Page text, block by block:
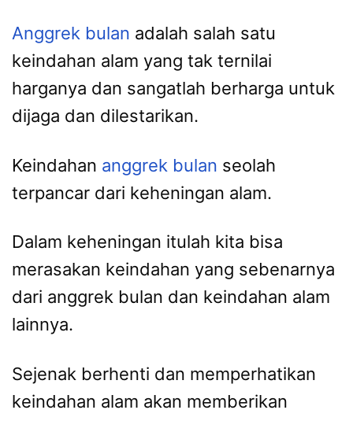
Anggrek bulan adalah salah satu
keindahan alam yang tak ternilai
harganya dan sangatlah berharga untuk
dijaga dan dilestarikan.
Keindahan anggrek bulan seolah
terpancar dari keheningan alam.
Dalam keheningan itulah kita bisa
merasakan keindahan yang sebenarnya
dari anggrek bulan dan keindahan alam
lainnya.
Sejenak berhenti dan memperhatikan
keindahan alam akan memberikan